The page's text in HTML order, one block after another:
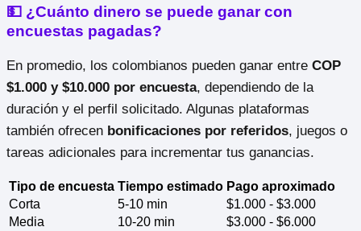
💵 ¿Cuánto dinero se puede ganar con
encuestas pagadas?
En promedio, los colombianos pueden ganar entre COP
$1.000 y $10.000 por encuesta, dependiendo de la
duración y el perfil solicitado. Algunas plataformas
también ofrecen bonificaciones por referidos, juegos o
tareas adicionales para incrementar tus ganancias.
Tipo de encuesta Tiempo estimado Pago aproximado
Corta
5-10 min
$1.000 - $3.000
Media
10-20 min
$3.000 - $6.000